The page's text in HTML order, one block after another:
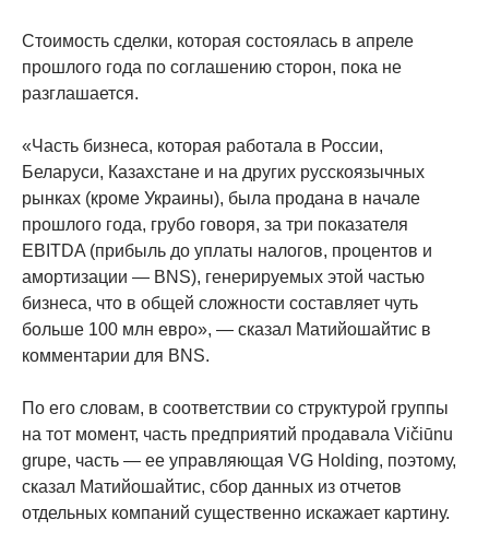
Стоимость сделки, которая состоялась в апреле
прошлого года по соглашению сторон, пока не
разглашается.
«Часть бизнеса, которая работала в России,
Беларуси, Казахстане и на других русскоязычных
рынках (кроме Украины), была продана в начале
прошлого года, грубо говоря, за три показателя
EBITDA (прибыль до уплаты налогов, процентов и
амортизации — BNS), генерируемых этой частью
бизнеса, что в общей сложности составляет чуть
больше 100 млн евро», — сказал Матийошайтис в
комментарии для BNS.
По его словам, в соответствии со структурой группы
на тот момент, часть предприятий продавала Vičiūnu
grupe, часть — ее управляющая VG Holding, поэтому,
сказал Матийошайтис, сбор данных из отчетов
отдельных компаний существенно искажает картину.